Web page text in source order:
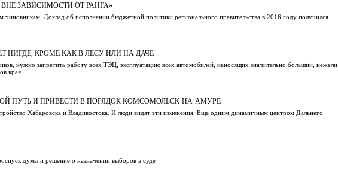
ЗАВИСИМОСТИ ОТ РАНГА»
Доклад об исполнении бюджетной политики регионального правительства в 2016 году получился
НИГДЕ, КРОМЕ КАК В ЛЕСУ ИЛИ НА ДАЧЕ
нужно запретить работу всех ТЭЦ, эксплуатацию всех автомобилей, наносящих значительно больший, нежели
края
ПУТЬ И ПРИВЕСТИ В ПОРЯДОК КОМСОМОЛЬСК-НА-АМУРЕ
Хабаровска и Владивостока. И люди видят эти изменения. Еще одним динамичным центром Дальнего
думы и решение о назначении выборов в суде